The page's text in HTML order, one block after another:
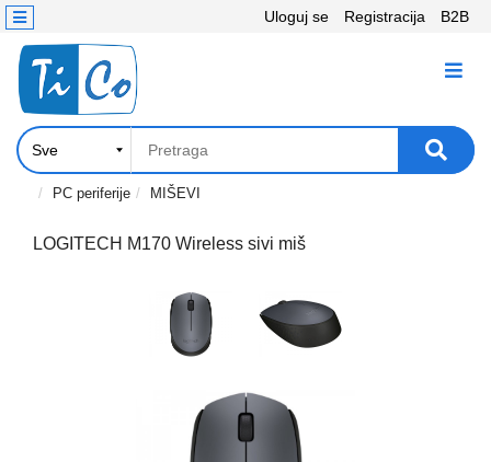
Uloguj se Registracija B2B
KATEGORIJE
Računari,
Komponente
Laptop
tablet
Kontakt
PC periferije MIŠEVI
LOGITECH M170 Wireless sivi miš